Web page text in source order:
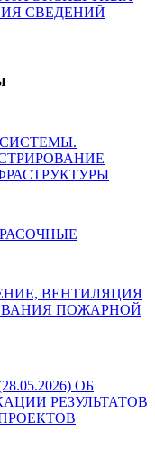
СВЕДЕНИЙ
СИСТЕМЫ.
ВЕНТИЛЯЦИЯ
ПОЖАРНОЙ
ОБ
РЕЗУЛЬТАТОВ